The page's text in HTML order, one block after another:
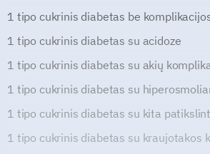
1 tipo cukrinis diabetas be
1 tipo cukrinis diabetas su acidoze
1 tipo cukrinis diabetas su akių
1 tipo cukrinis diabetas su
1 tipo cukrinis diabetas su kita
1 tipo cukrinis diabetas su kraujotakos